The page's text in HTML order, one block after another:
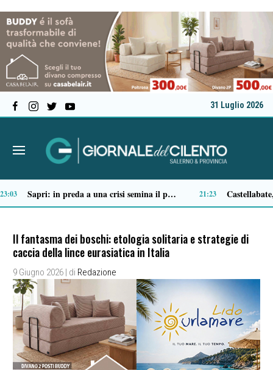
31 Luglio 2026
Sparò ai ladri durante la rapina in casa: archiviata l’inchiesta per Aurelio Valiante 23:03 Sapri: in preda a una crisi semina il panico, 49enne bloccato dai carabinieri e ricoverato 21:23
Il fantasma dei boschi: etologia solitaria e strategie di
caccia della lince eurasiatica in Italia
9 Giugno 2026 | di Redazione